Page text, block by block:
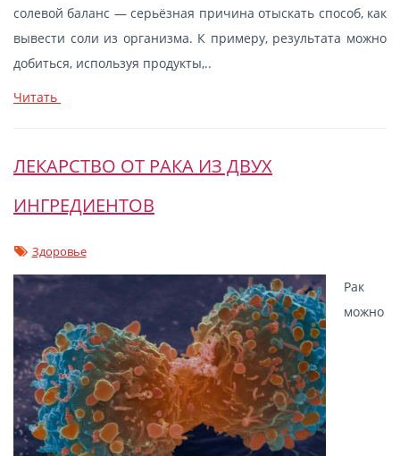
солевой баланс — серьёзная причина отыскать способ, как
вывести соли из организма. К примеру, результата можно
добиться, используя продукты,..
Читать
ЛЕКАРСТВО ОТ РАКА ИЗ ДВУХ
ИНГРЕДИЕНТОВ
Здоровье
Рак
можно